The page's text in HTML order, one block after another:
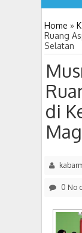
5:23 PM
Puluhan
Home »
Ruang
Selatan
di
0 No